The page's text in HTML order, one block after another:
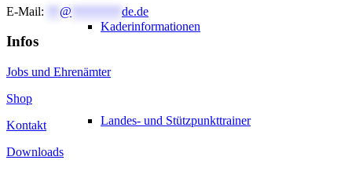
Kaderinformationen
Landes- und Stützpunkttrainer
E-Mail:
@ de.de
Infos
Jobs und Ehrenämter
Shop
Kontakt
Downloads